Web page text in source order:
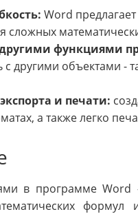
Word
сложных
другими функциями
с другими объектами -
и печати:
а также легко
в программе